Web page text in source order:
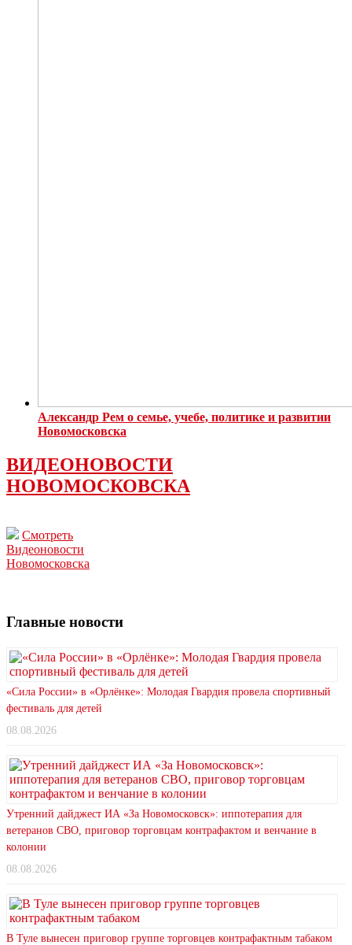
Александр Рем о семье, учебе, политике и развитии
Новомосковска
ВИДЕОНОВОСТИ
НОВОМОСКОВСКА
Смотреть
Видеоновости
Новомосковска
Главные новости
«Сила России» в «Орлёнке»: Молодая Гвардия провела спортивный
фестиваль для детей
08.08.2026
Утренний дайджест ИА «За Новомосковск»: иппотерапия для
ветеранов СВО, приговор торговцам контрафактом и венчание в
колонии
08.08.2026
В Туле вынесен приговор группе торговцев контрафактным табаком